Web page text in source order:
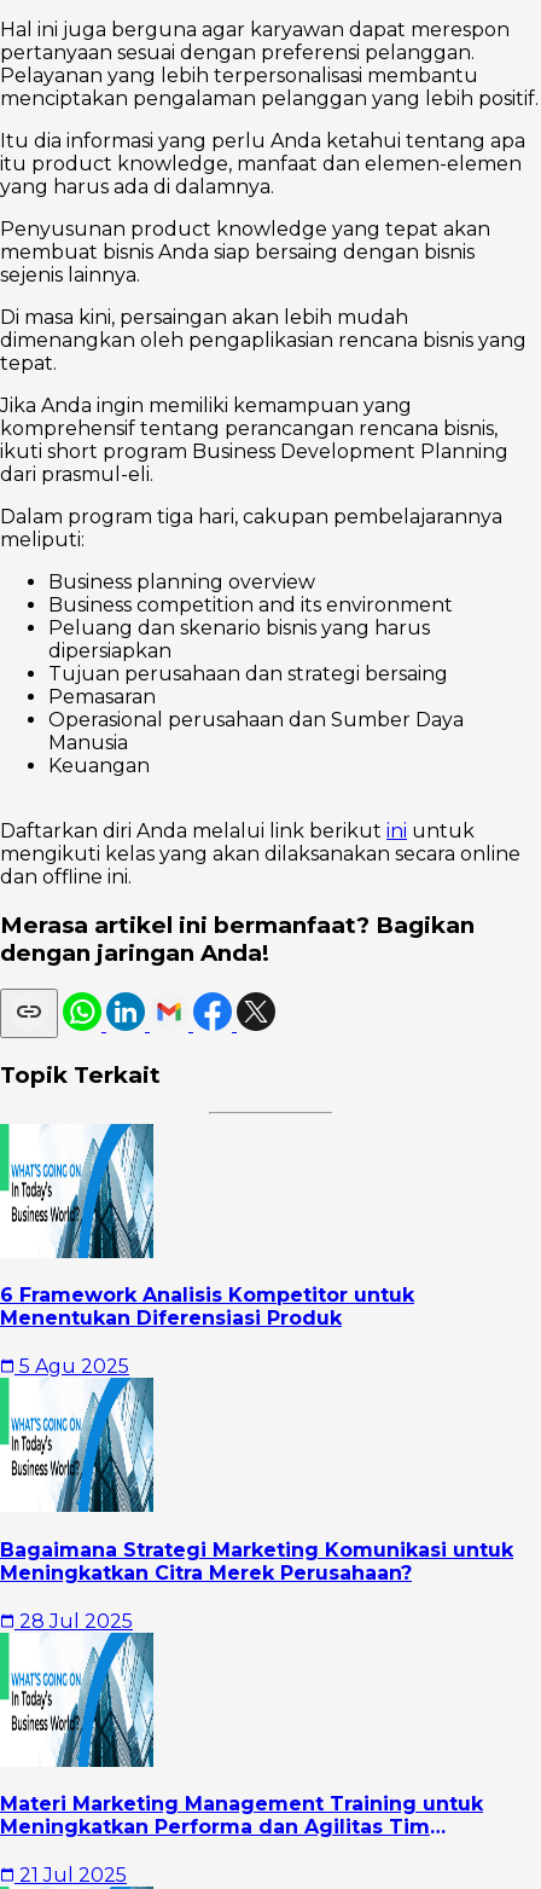
Hal ini juga berguna agar karyawan dapat merespon
pertanyaan sesuai dengan preferensi pelanggan.
Pelayanan yang lebih terpersonalisasi membantu
menciptakan pengalaman pelanggan yang lebih positif.
Itu dia informasi yang perlu Anda ketahui tentang apa
itu product knowledge, manfaat dan elemen-elemen
yang harus ada di dalamnya.
Penyusunan product knowledge yang tepat akan
membuat bisnis Anda siap bersaing dengan bisnis
sejenis lainnya.
Di masa kini, persaingan akan lebih mudah
dimenangkan oleh pengaplikasian rencana bisnis yang
tepat.
Jika Anda ingin memiliki kemampuan yang
komprehensif tentang perancangan rencana bisnis,
ikuti short program Business Development Planning
dari prasmul-eli.
Dalam program tiga hari, cakupan pembelajarannya
meliputi:
Business planning overview
Business competition and its environment
Peluang dan skenario bisnis yang harus
dipersiapkan
Tujuan perusahaan dan strategi bersaing
Pemasaran
Operasional perusahaan dan Sumber Daya
Manusia
Keuangan
Daftarkan diri Anda melalui link berikut ini untuk
mengikuti kelas yang akan dilaksanakan secara online
dan offline ini.
Merasa artikel ini bermanfaat? Bagikan
dengan jaringan Anda!
Topik Terkait
6 Framework Analisis Kompetitor untuk
Menentukan Diferensiasi Produk
5 Agu 2025
Bagaimana Strategi Marketing Komunikasi untuk
Meningkatkan Citra Merek Perusahaan?
28 Jul 2025
Materi Marketing Management Training untuk
Meningkatkan Performa dan Agilitas Tim
21 Jul 2025